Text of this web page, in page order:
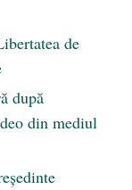
de
după
din mediul